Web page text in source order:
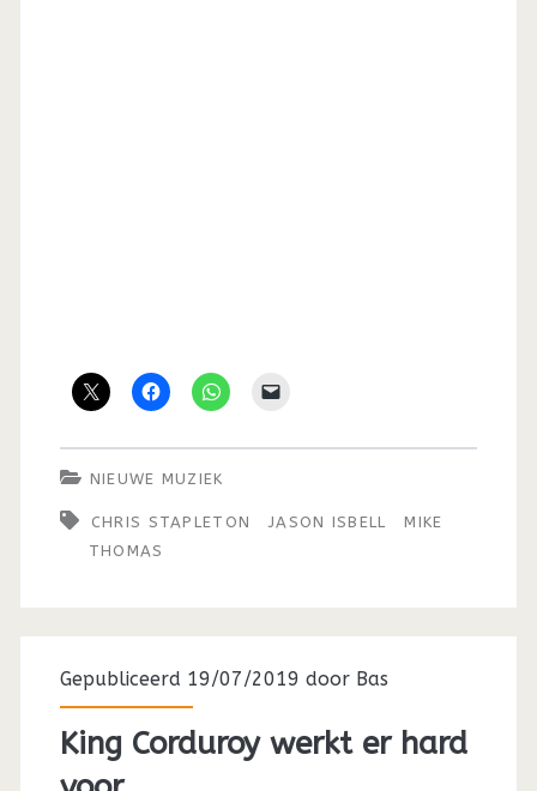
NIEUWE MUZIEK
CHRIS STAPLETON JASON ISBELL
MIKE
THOMAS
Gepubliceerd 19/07/2019 door Bas
King Corduroy werkt er hard